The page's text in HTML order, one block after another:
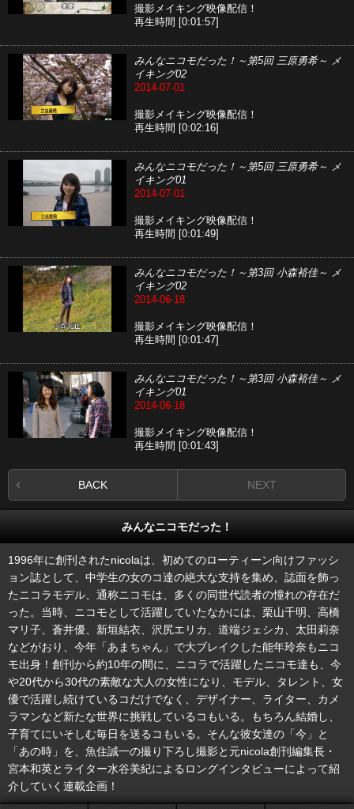
撮影メイキング映像配信！
再生時間 [0:01:57]
みんなニコモだった！～第5回 三原勇希～ メ
イキング02
2014-07-01
撮影メイキング映像配信！
再生時間 [0:02:16]
みんなニコモだった！～第5回 三原勇希～ メ
イキング01
2014-07-01
撮影メイキング映像配信！
再生時間 [0:01:49]
みんなニコモだった！～第3回 小森裕佳～ メ
イキング02
2014-06-18
撮影メイキング映像配信！
再生時間 [0:01:47]
みんなニコモだった！～第3回 小森裕佳～ メ
イキング01
2014-06-18
撮影メイキング映像配信！
再生時間 [0:01:43]
BACK NEXT
みんなニコモだった！
1996年に創刊されたnicolaは、初めてのローティーン向けファッシ
ョン誌として、中学生の女のコ達の絶大な支持を集め、誌面を飾っ
たニコラモデル、通称ニコモは、多くの同世代読者の憧れの存在だ
った。当時、ニコモとして活躍していたなかには、栗山千明、高橋
マリ子、蒼井優、新垣結衣、沢尻エリカ、道端ジェシカ、太田莉奈
などがおり、今年「あまちゃん」で大ブレイクした能年玲奈もニコ
モ出身！創刊から約10年の間に、ニコラで活躍したニコモ達も、今
や20代から30代の素敵な大人の女性になり、モデル、タレント、女
優で活躍し続けているコだけでなく、デザイナー、ライター、カメ
ラマンなど新たな世界に挑戦しているコもいる。もちろん結婚し、
子育てにいそしむ毎日を送るコもいる。そんな彼女達の「今」と
「あの時」を、魚住誠一の撮り下ろし撮影と元nicola創刊編集長・
宮本和英とライター水谷美紀によるロングインタビューによって紹
介していく連載企画！